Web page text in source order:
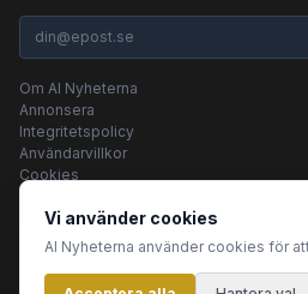
Om AI Nyheterna
Annonsera
Integritetspolicy
Användarvillkor
Cookies
© 2026 AI Nyheterna •Integritetspolicy
Vi använder cookies
AI Nyheterna använder cookies för